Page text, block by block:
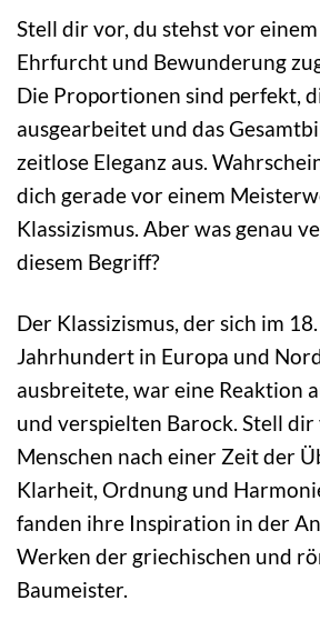
Stell dir vor, du stehst vor
Ehrfurcht und Bewunderung
Die Proportionen sind perfekt,
ausgearbeitet und das
zeitlose Eleganz aus.
dich gerade vor einem
Klassizismus. Aber was genau
diesem Begriff?
Der Klassizismus, der sich im
Jahrhundert in Europa und
ausbreitete, war eine Reaktion
und verspielten Barock. Stell
Menschen nach einer Zeit der
Klarheit, Ordnung und
fanden ihre Inspiration in der
Werken der griechischen und
Baumeister.